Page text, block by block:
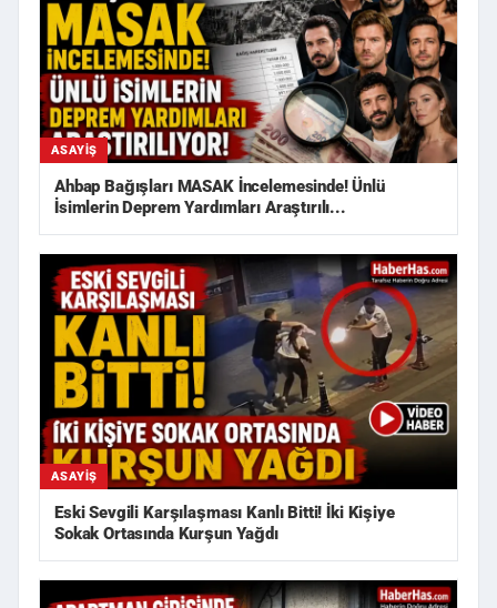
ASAYIŞ
Ahbap Bağışları MASAK İncelemesinde! Ünlü
İsimlerin Deprem Yardımları Araştırılı...
ASAYIŞ
Eski Sevgili Karşılaşması Kanlı Bitti! İki Kişiye
Sokak Ortasında Kurşun Yağdı